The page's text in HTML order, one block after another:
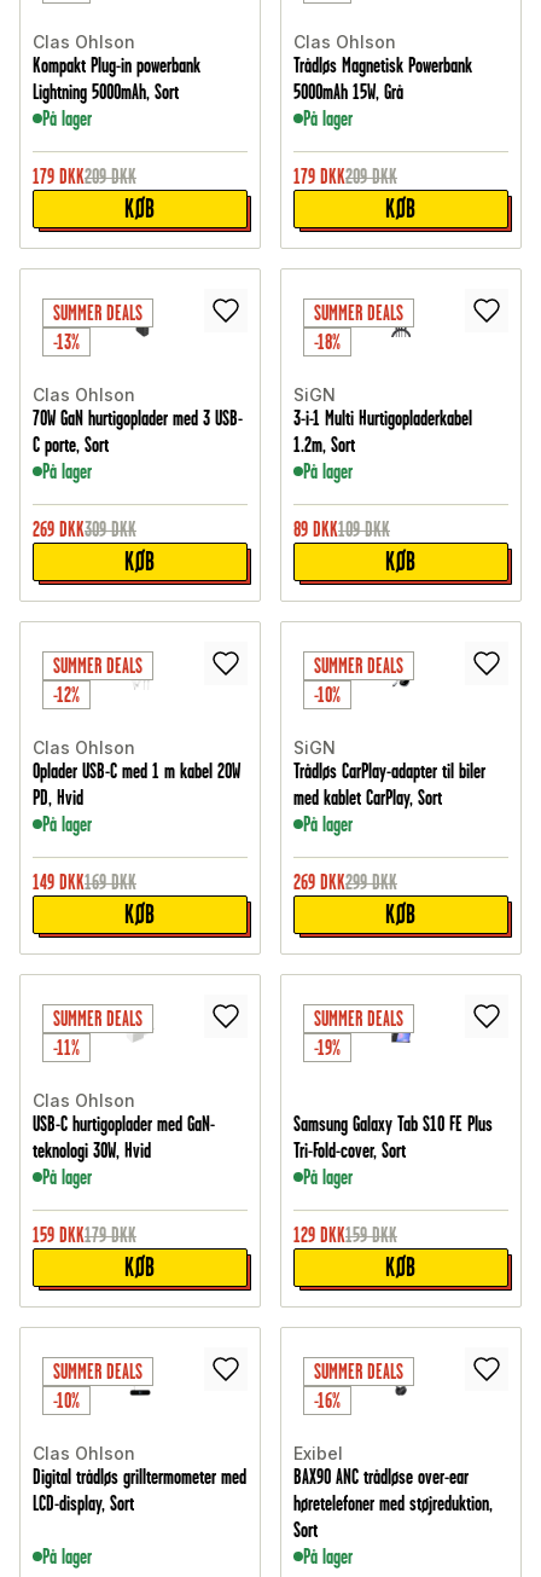
Clas Ohlson
Kompakt Plug-in powerbank
Lightning 5000mAh, Sort
På lager
179 DKK209 DKK
KØB
Clas Ohlson
Trådløs Magnetisk Powerbank
5000mAh 15W, Grå
På lager
179 DKK209 DKK
KØB
SUMMER DEALS
-13%
Clas Ohlson
70W GaN hurtigoplader med 3 USB-
C porte, Sort
På lager
269 DKK309 DKK
KØB
SUMMER DEALS
-18%
SiGN
3-i-1 Multi Hurtigopladerkabel
1.2m, Sort
På lager
89 DKK109 DKK
KØB
SUMMER DEALS
-12%
Clas Ohlson
Oplader USB-C med 1 m kabel 20W
PD, Hvid
På lager
149 DKK169 DKK
KØB
SUMMER DEALS
-10%
SiGN
Trådløs CarPlay-adapter til biler
med kablet CarPlay, Sort
På lager
269 DKK299 DKK
KØB
SUMMER DEALS
-11%
Clas Ohlson
USB-C hurtigoplader med GaN-
teknologi 30W, Hvid
På lager
159 DKK179 DKK
KØB
SUMMER DEALS
-19%
Samsung Galaxy Tab S10 FE Plus
Tri-Fold-cover, Sort
På lager
129 DKK159 DKK
KØB
SUMMER DEALS
-10%
Clas Ohlson
Digital trådløs grilltermometer med
LCD-display, Sort
På lager
SUMMER DEALS
-16%
Exibel
BAX90 ANC trådløse over-ear
høretelefoner med støjreduktion,
Sort
På lager